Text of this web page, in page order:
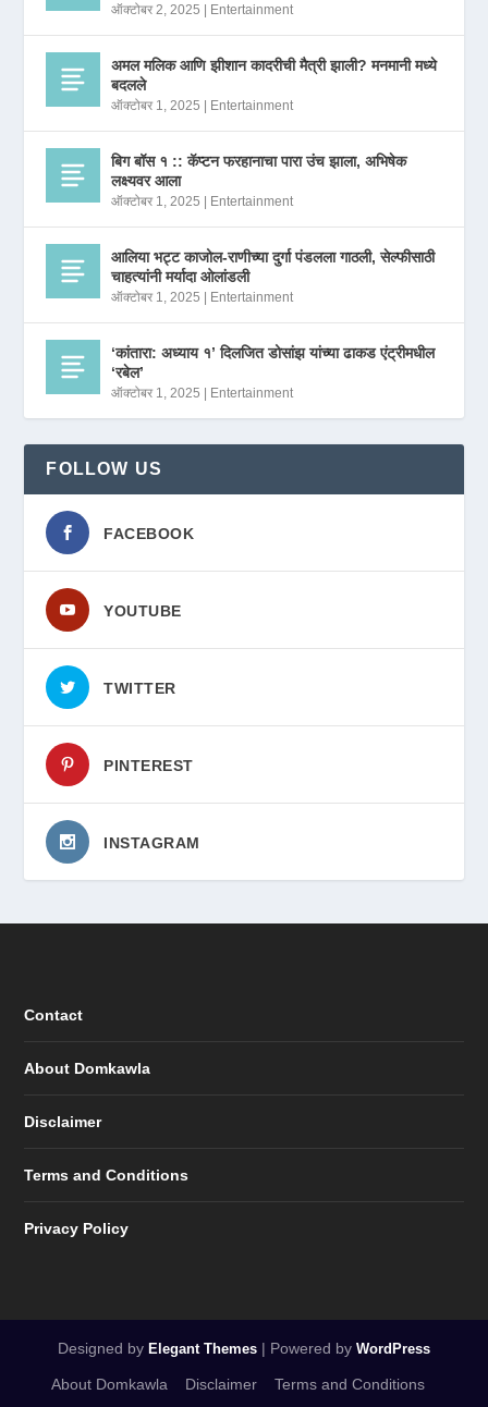
ऑक्टोबर 2, 2025 Entertainment
अमल मलिक आणि झीशान कादरीची मैत्री झाली? मनमानी मध्ये
बदलले
ऑक्टोबर 1, 2025 Entertainment
बिग बॉस १ :: कॅप्टन फरहानाचा पारा उंच झाला, अभिषेक
लक्ष्यवर आला
ऑक्टोबर 1, 2025 Entertainment
आलिया भट्ट काजोल-राणीच्या दुर्गा पंडलला गाठली, सेल्फीसाठी
चाहत्यांनी मर्यादा ओलांडली
ऑक्टोबर 1, 2025 Entertainment
‘कांतारा: अध्याय १’ दिलजित डोसांझ यांच्या ढाकड एंट्रीमधील
‘रबेल’
ऑक्टोबर 1, 2025 Entertainment
FOLLOW US
FACEBOOK
YOUTUBE
TWITTER
PINTEREST
INSTAGRAM
Contact
About Domkawla
Disclaimer
Terms and Conditions
Privacy Policy
Designed by Elegant Themes | Powered by WordPress
About Domkawla Disclaimer Terms and Conditions